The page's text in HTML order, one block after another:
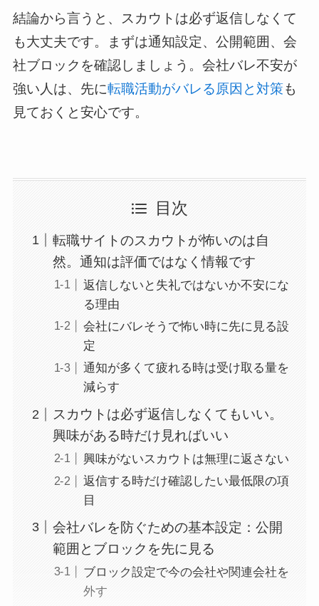
結論から言うと、スカウトは必ず返信しなくて
も大丈夫です。まずは通知設定、公開範囲、会
社ブロックを確認しましょう。会社バレ不安が
強い人は、先に転職活動がバレる原因と対策も
見ておくと安心です。
目次
転職サイトのスカウトが怖いのは自
然。通知は評価ではなく情報です
返信しないと失礼ではないか不安にな
る理由
会社にバレそうで怖い時に先に見る設
定
通知が多くて疲れる時は受け取る量を
減らす
スカウトは必ず返信しなくてもいい。
興味がある時だけ見ればいい
興味がないスカウトは無理に返さない
返信する時だけ確認したい最低限の項
目
会社バレを防ぐための基本設定：公開
範囲とブロックを先に見る
ブロック設定で今の会社や関連会社を
外す